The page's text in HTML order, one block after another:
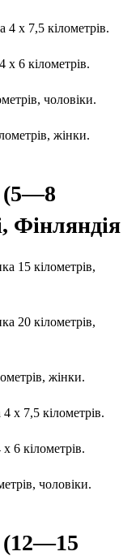
х 7,5 кілометрів.
6 кілометрів.
чоловіки.
жінки.
(5—8
Фінляндія
15 кілометрів,
20 кілометрів,
жінки.
х 7,5 кілометрів.
6 кілометрів.
чоловіки.
(12—15